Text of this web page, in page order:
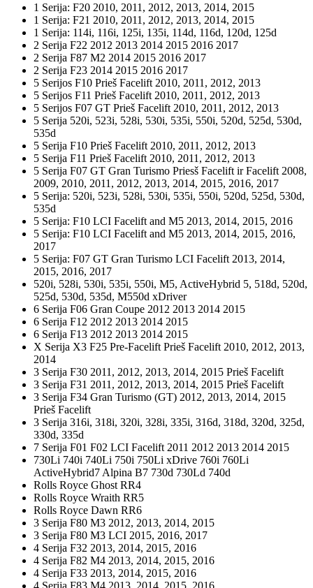
1 Serija: F20 2010, 2011, 2012, 2013, 2014, 2015
1 Serija: F21 2010, 2011, 2012, 2013, 2014, 2015
1 Serija: 114i, 116i, 125i, 135i, 114d, 116d, 120d, 125d
2 Serija F22 2012 2013 2014 2015 2016 2017
2 Serija F87 M2 2014 2015 2016 2017
2 Serija F23 2014 2015 2016 2017
5 Serijos F10 Prieš Facelift 2010, 2011, 2012, 2013
5 Serijos F11 Prieš Facelift 2010, 2011, 2012, 2013
5 Serijos F07 GT Prieš Facelift 2010, 2011, 2012, 2013
5 Serija 520i, 523i, 528i, 530i, 535i, 550i, 520d, 525d, 530d,
535d
5 Serija F10 Prieš Facelift 2010, 2011, 2012, 2013
5 Serija F11 Prieš Facelift 2010, 2011, 2012, 2013
5 Serija F07 GT Gran Turismo Priesš Facelift ir Facelift 2008,
2009, 2010, 2011, 2012, 2013, 2014, 2015, 2016, 2017
5 Serija: 520i, 523i, 528i, 530i, 535i, 550i, 520d, 525d, 530d,
535d
5 Serija: F10 LCI Facelift and M5 2013, 2014, 2015, 2016
5 Serija: F10 LCI Facelift and M5 2013, 2014, 2015, 2016,
2017
5 Serija: F07 GT Gran Turismo LCI Facelift 2013, 2014,
2015, 2016, 2017
520i, 528i, 530i, 535i, 550i, M5, ActiveHybrid 5, 518d, 520d,
525d, 530d, 535d, M550d xDriver
6 Serija F06 Gran Coupe 2012 2013 2014 2015
6 Serija F12 2012 2013 2014 2015
6 Serija F13 2012 2013 2014 2015
X Serija X3 F25 Pre-Facelift Prieš Facelift 2010, 2012, 2013,
2014
3 Serija F30 2011, 2012, 2013, 2014, 2015 Prieš Facelift
3 Serija F31 2011, 2012, 2013, 2014, 2015 Prieš Facelift
3 Serija F34 Gran Turismo (GT) 2012, 2013, 2014, 2015
Prieš Facelift
3 Serija 316i, 318i, 320i, 328i, 335i, 316d, 318d, 320d, 325d,
330d, 335d
7 Serija F01 F02 LCI Facelift 2011 2012 2013 2014 2015
730Li 740i 740Li 750i 750Li xDrive 760i 760Li
ActiveHybrid7 Alpina B7 730d 730Ld 740d
Rolls Royce Ghost RR4
Rolls Royce Wraith RR5
Rolls Royce Dawn RR6
3 Serija F80 M3 2012, 2013, 2014, 2015
3 Serija F80 M3 LCI 2015, 2016, 2017
4 Serija F32 2013, 2014, 2015, 2016
4 Serija F82 M4 2013, 2014, 2015, 2016
4 Serija F33 2013, 2014, 2015, 2016
4 Serija F83 M4 2013, 2014, 2015, 2016